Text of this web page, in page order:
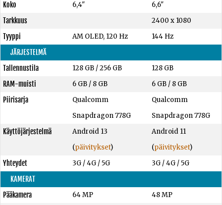
Koko
6,4"
6,6"
Tarkkuus
2400 x 1080
Tyyppi
AM OLED, 120 Hz
144 Hz
JÄRJESTELMÄ
Tallennustila
128 GB/256 GB
128 GB
RAM-muisti
6 GB/ 8 GB 6 GB / 8 GB
Piirisarja
Qualcomm
Snapdragon 778G
Qualcomm
Snapdragon 778G
Käyttöjärjestelmä
Android 13
(päivitykset)
Android 11
(päivitykset)
Yhteydet
3G / 4G / 5G
3G / 4G / 5G
KAMERAT
Pääkamera
64 MP
48 MP